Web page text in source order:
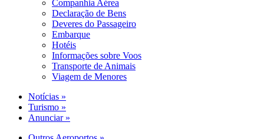
Companhia Aérea
Declaração de Bens
Deveres do Passageiro
Embarque
Hotéis
Informações sobre Voos
Transporte de Animais
Viagem de Menores
Notícias »
Turismo »
Anunciar »